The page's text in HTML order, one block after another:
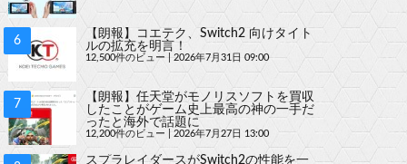
【朗報】コエテク、Switch2 向けタイト
ルの拡充を明言！
12,500件のビュー 2026年7月31日 09:00
【朗報】任天堂がモノリスソフトを買収
したことがゲーム史上最高の神の一手だ
ったと海外で話題に
12,200件のビュー 2026年7月27日 13:00
スプラレイダースがSwitch2の性能を一